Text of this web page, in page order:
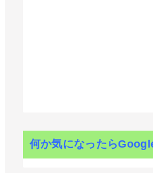
何か気になったら